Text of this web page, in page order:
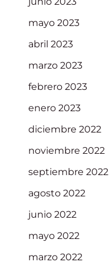
mayo 2023
abril 2023
marzo 2023
febrero 2023
enero 2023
diciembre 2022
noviembre 2022
septiembre 2022
agosto 2022
junio 2022
mayo 2022
marzo 2022